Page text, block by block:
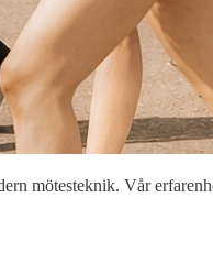
mötesteknik. Vår